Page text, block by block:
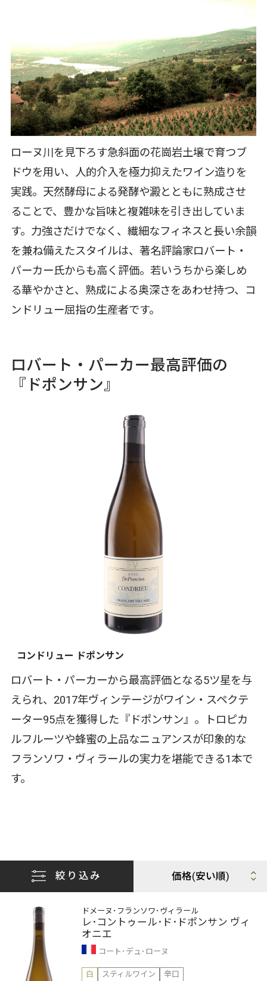
ローヌ川を見下ろす急斜面の花崗岩土壌で育つブ
ドウを用い、人的介入を極力抑えたワイン造りを
実践。天然酵母による発酵や澱とともに熟成させ
ることで、豊かな旨味と複雑味を引き出していま
す。力強さだけでなく、繊細なフィネスと長い余韻
を兼ね備えたスタイルは、著名評論家ロバート・
パーカー氏からも高く評価。若いうちから楽しめ
る華やかさと、熟成による奥深さをあわせ持つ、コ
ンドリュー屈指の生産者です。
ロバート・パーカー最高評価の
『ドポンサン』
コンドリュー ドポンサン
ロバート・パーカーから最高評価となる5ツ星を与
えられ、2017年ヴィンテージがワイン・スペクテ
ーター95点を獲得した『ドポンサン』。トロピカ
ルフルーツや蜂蜜の上品なニュアンスが印象的な
フランソワ・ヴィラールの実力を堪能できる1本で
す。
絞り込み
ドメーヌ･フランソワ･ヴィラール
レ･コントゥール･ド･ドポンサン ヴィ
オニエ
コート･デュ･ローヌ
白
スティルワイン 辛口